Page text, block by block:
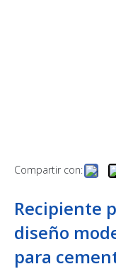
Compartir con:
Recipiente
diseño
para